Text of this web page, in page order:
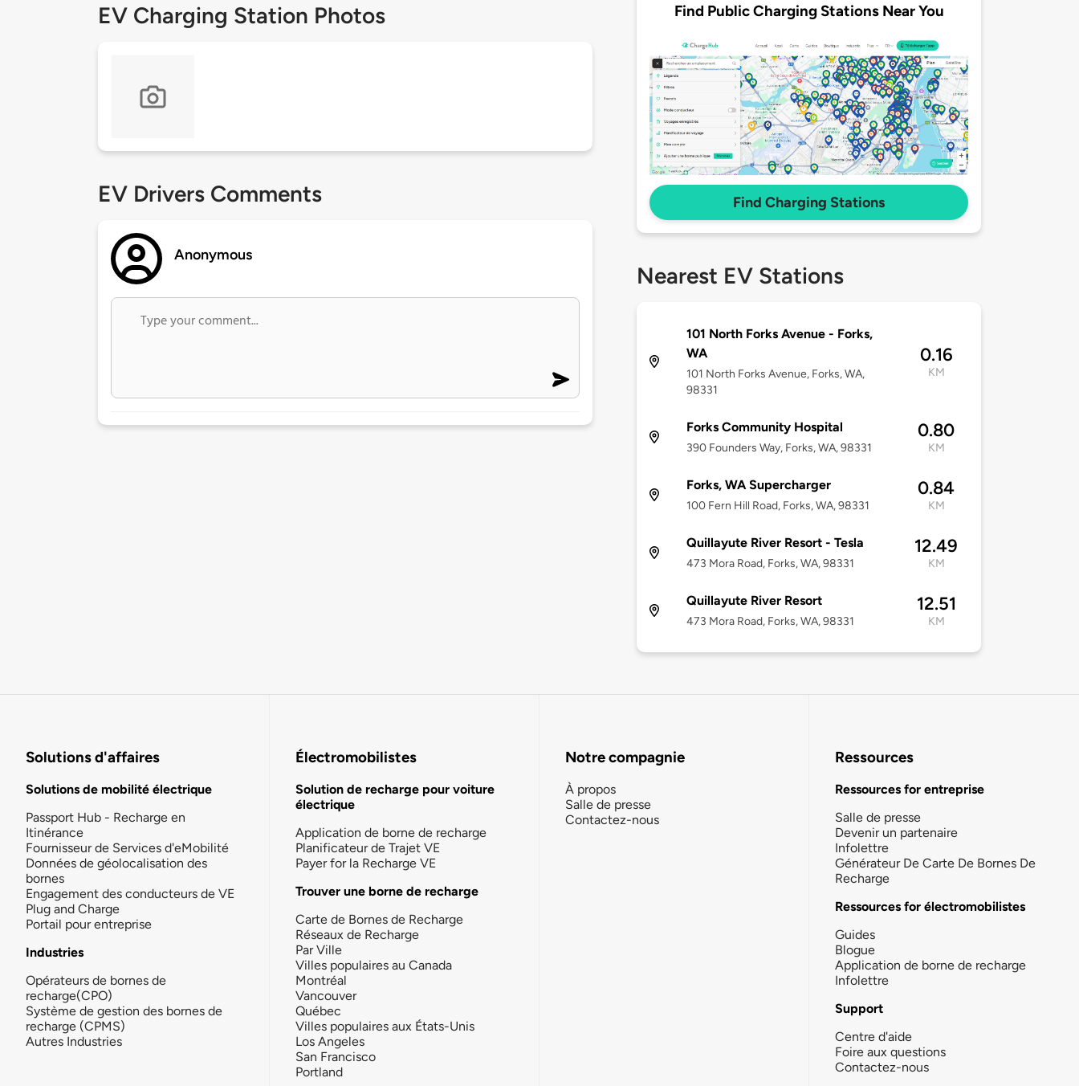
EV Charging Station Photos
EV Drivers Comments
Anonymous
Find Public Charging Stations Near You
Find Charging Stations
Nearest EV Stations
101 North Forks Avenue - Forks,
WA
101 North Forks Avenue, Forks, WA,
98331
0.16
KM
Forks Community Hospital
390 Founders Way, Forks, WA, 98331
0.80
KM
Forks, WA Supercharger
100 Fern Hill Road, Forks, WA, 98331
0.84
KM
Quillayute River Resort - Tesla
473 Mora Road, Forks, WA, 98331
12.49
KM
Quillayute River Resort
473 Mora Road, Forks, WA, 98331
12.51
KM
Solutions d'affaires
Solutions de mobilité électrique
Passport Hub - Recharge en
Itinérance
Fournisseur de Services d'eMobilité
Données de géolocalisation des
bornes
Engagement des conducteurs de VE
Plug and Charge
Portail pour entreprise
Industries
Opérateurs de bornes de
recharge(CPO)
Système de gestion des bornes de
recharge (CPMS)
Autres Industries
Électromobilistes
Solution de recharge pour voiture
électrique
Application de borne de recharge
Planificateur de Trajet VE
Payer for la Recharge VE
Trouver une borne de recharge
Carte de Bornes de Recharge
Réseaux de Recharge
Par Ville
Villes populaires au Canada
Montréal
Vancouver
Québec
Villes populaires aux États-Unis
Los Angeles
San Francisco
Portland
Notre compagnie
À propos
Salle de presse
Contactez-nous
Ressources
Ressources for entreprise
Salle de presse
Devenir un partenaire
Infolettre
Générateur De Carte De Bornes De
Recharge
Ressources for électromobilistes
Guides
Blogue
Application de borne de recharge
Infolettre
Support
Centre d'aide
Foire aux questions
Contactez-nous